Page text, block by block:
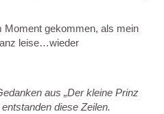
Moment gekommen, als mein
leise…wieder
aus „Der kleine Prinz
diese Zeilen.